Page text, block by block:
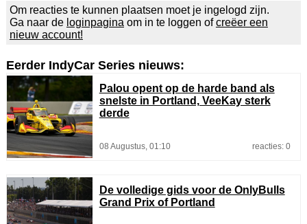
Om reacties te kunnen plaatsen moet je ingelogd zijn.
Ga naar de loginpagina om in te loggen ofcreëer een
nieuw account!
Eerder IndyCar Series nieuws:
Palou opent op de harde band als
snelste in Portland, VeeKay sterk
derde
08 Augustus, 01:10 reacties: 0
De volledige gids voor de OnlyBulls
Grand Prix of Portland